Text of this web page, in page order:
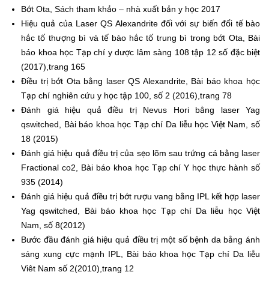
Bớt Ota, Sách tham khảo – nhà xuất bản y học 2017
Hiệu quả của Laser QS Alexandrite đối với sự biến đổi tế bào
hắc tố thượng bì và tế bào hắc tố trung bì trong bớt Ota, Bài
báo khoa học Tạp chí y dược lâm sàng 108 tập 12 số đặc biệt
(2017),trang 165
Điều trị bớt Ota bằng laser QS Alexandrite, Bài báo khoa học
Tạp chí nghiên cứu y học tập 100, số 2 (2016),trang 78
Đánh giá hiệu quả điều trị Nevus Hori bằng laser Yag
qswitched, Bài báo khoa học Tạp chí Da liễu học Việt Nam, số
18 (2015)
Đánh giá hiệu quả điều trị của sẹo lõm sau trứng cá bằng laser
Fractional co2, Bài báo khoa học Tạp chí Y học thực hành số
935 (2014)
Đánh giá hiệu quả điều trị bớt rượu vang bằng IPL kết hợp laser
Yag qswitched, Bài báo khoa học Tạp chí Da liễu học Việt
Nam, số 8(2012)
Bước đầu đánh giá hiệu quả điều trị một số bệnh da bằng ánh
sáng xung cực mạnh IPL, Bài báo khoa học Tạp chí Da liễu
Viêt Nam số 2(2010),trang 12